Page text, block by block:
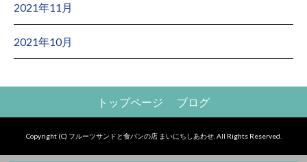
2021年11月
2021年10月
トップページ ブログ
Copyright (C) フルーツサンドと食パンの店 まいにちしあわせ. All Rights Reserved.